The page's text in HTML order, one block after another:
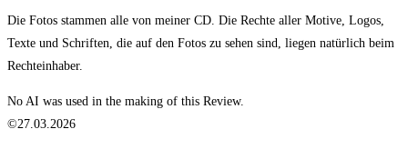
Die Fotos stammen alle von meiner CD. Die Rechte aller Motive, Logos,
Texte und Schriften, die auf den Fotos zu sehen sind, liegen natürlich beim
Rechteinhaber.
No AI was used in the making of this Review.
©27.03.2026